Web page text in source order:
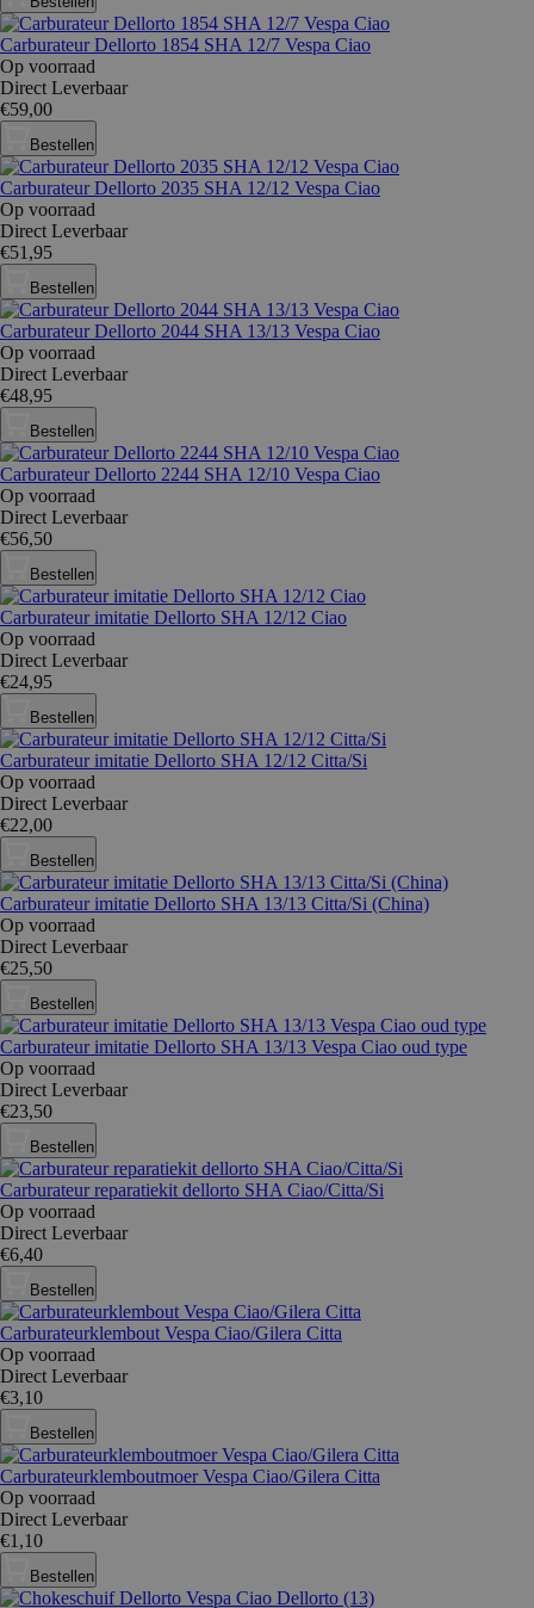
Carburateur Dellorto 1854 SHA 12/7 Vespa Ciao
Op voorraad
Direct Leverbaar
€59,00
Bestellen
Carburateur Dellorto 2035 SHA 12/12 Vespa Ciao
Op voorraad
Direct Leverbaar
€51,95
Bestellen
Carburateur Dellorto 2044 SHA 13/13 Vespa Ciao
Op voorraad
Direct Leverbaar
€48,95
Bestellen
Carburateur Dellorto 2244 SHA 12/10 Vespa Ciao
Op voorraad
Direct Leverbaar
€56,50
Bestellen
Carburateur imitatie Dellorto SHA 12/12 Ciao
Op voorraad
Direct Leverbaar
€24,95
Bestellen
Carburateur imitatie Dellorto SHA 12/12 Citta/Si
Op voorraad
Direct Leverbaar
€22,00
Bestellen
Carburateur imitatie Dellorto SHA 13/13 Citta/Si (China)
Op voorraad
Direct Leverbaar
€25,50
Bestellen
Carburateur imitatie Dellorto SHA 13/13 Vespa Ciao oud type
Op voorraad
Direct Leverbaar
€23,50
Bestellen
Carburateur reparatiekit dellorto SHA Ciao/Citta/Si
Op voorraad
Direct Leverbaar
€6,40
Bestellen
Carburateurklembout Vespa Ciao/Gilera Citta
Op voorraad
Direct Leverbaar
€3,10
Bestellen
Carburateurklemboutmoer Vespa Ciao/Gilera Citta
Op voorraad
Direct Leverbaar
€1,10
Bestellen